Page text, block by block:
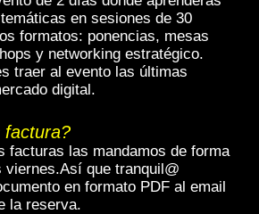
en sesiones de 30
formatos: ponencias, mesas
y networking estratégico.
traer al evento las últimas
digital.
factura?
facturas las mandamos de forma
viernes.Así que tranquil@
en formato PDF al email
la reserva.